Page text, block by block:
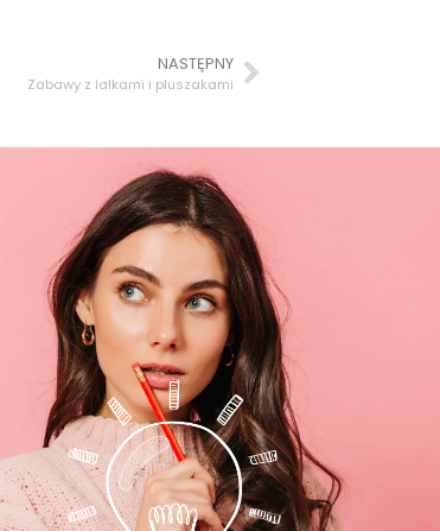
NASTĘPNY
Zabawy z lalkami i pluszakami